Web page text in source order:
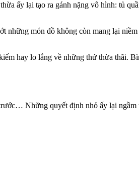
ấy lại tạo ra gánh nặng vô hình: tủ
món đồ không còn mang lại
hay lo lắng về những thứ thừa thãi.
Những quyết định nhỏ ấy lại